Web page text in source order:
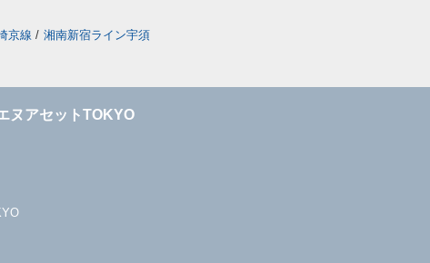
京線 / 湘南新宿ライン宇須
ヌアセットTOKYO